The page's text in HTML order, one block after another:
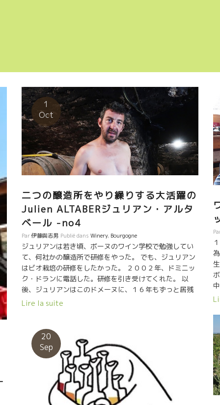
1
Oct
二つの醸造所をやり繰りする大活躍の
Julien ALTABERジュリアン・アルタ
ベール -no4
Par伊藤與志男 Publié dans Winery, Bourgogne
ジュリアンは若き頃、ボーヌのワイン学校で勉強してい
て、何社かの醸造所で研修をやった。 でも、ジュリアン
はビオ栽培の研修をしたかった。 ２００２年、ドミニッ
ク・ドランに電話した。研修を引き受けてくれた。 以
後、ジュリアンはこのドメーヌに、１６年もずっと居残
っている。 2007年に自分独自のドメーヌ（醸造会社）
ク・ドゥラン醸造でも働いていた。 そして、１年前よ
り、正式にドミニック・ドゥランが引退すると同時に、
ドメーヌ・ドミニック・ドゥラン醸造の社長にも就任し
た。 つまりジュリアンは、今、二つのドメーヌ醸造所の
トップを務めている。 ドミニック・ドゥランはコンセイ
ユ（指導者）の形でドメーヌに残っている。 実質上は、
毎日、変わらずに働いている。 ★ジュリアンの哲学★
Lire la suite
20
Sep